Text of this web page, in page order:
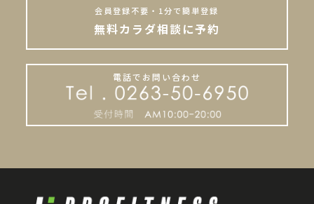
会員登録不要・1分で簡単登録
無料カラダ相談に予約
電話でお問い合わせ